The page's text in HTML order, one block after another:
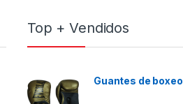
Top + Vendidos
Guantes de boxeo